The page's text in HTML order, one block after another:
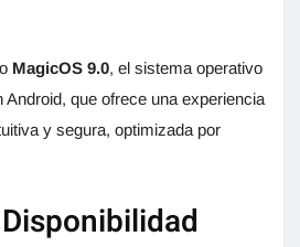
MagicOS 9.0, el sistema operativo
que ofrece una experiencia
y segura, optimizada por